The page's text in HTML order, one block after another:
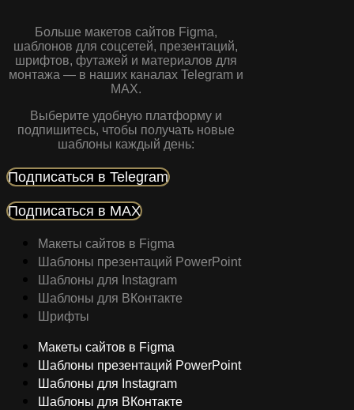
Больше макетов сайтов Figma,
шаблонов для соцсетей, презентаций,
шрифтов, футажей и материалов для
монтажа — в наших каналах Telegram и
MAX.
Выберите удобную платформу и
подпишитесь, чтобы получать новые
шаблоны каждый день:
Подписаться в Telegram
Подписаться в MAX
Макеты сайтов в Figma
Шаблоны презентаций PowerPoint
Шаблоны для Instagram
Шаблоны для ВКонтакте
Шрифты
Макеты сайтов в Figma
Шаблоны презентаций PowerPoint
Шаблоны для Instagram
Шаблоны для ВКонтакте